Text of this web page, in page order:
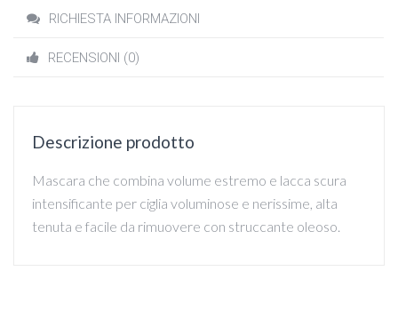
RICHIESTA INFORMAZIONI
RECENSIONI (0)
Descrizione prodotto
Mascara che combina volume estremo e lacca scura
intensificante per ciglia voluminose e nerissime, alta
tenuta e facile da rimuovere con struccante oleoso.